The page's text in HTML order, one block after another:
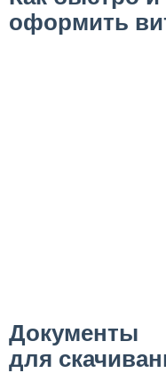
оформить
Документы
для